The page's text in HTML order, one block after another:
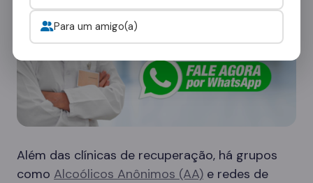
Além das clínicas de recuperação, há grupos
como Alcoólicos Anônimos (AA) e redes de
Para um amigo(a)